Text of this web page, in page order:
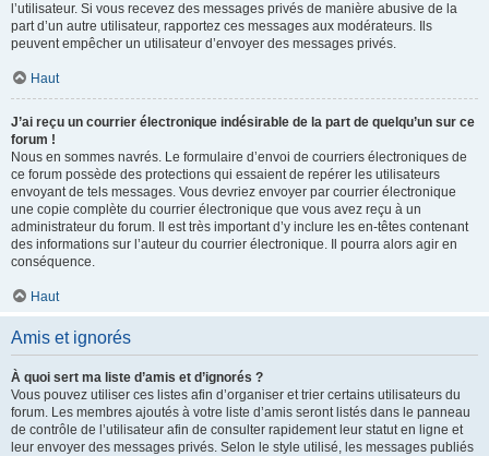
l’utilisateur. Si vous recevez des messages privés de manière abusive de la
part d’un autre utilisateur, rapportez ces messages aux modérateurs. Ils
peuvent empêcher un utilisateur d’envoyer des messages privés.
Haut
J’ai reçu un courrier électronique indésirable de la part de quelqu’un sur ce
forum !
Nous en sommes navrés. Le formulaire d’envoi de courriers électroniques de
ce forum possède des protections qui essaient de repérer les utilisateurs
envoyant de tels messages. Vous devriez envoyer par courrier électronique
une copie complète du courrier électronique que vous avez reçu à un
administrateur du forum. Il est très important d’y inclure les en-têtes contenant
des informations sur l’auteur du courrier électronique. Il pourra alors agir en
conséquence.
Haut
Amis et ignorés
À quoi sert ma liste d’amis et d’ignorés ?
Vous pouvez utiliser ces listes afin d’organiser et trier certains utilisateurs du
forum. Les membres ajoutés à votre liste d’amis seront listés dans le panneau
de contrôle de l’utilisateur afin de consulter rapidement leur statut en ligne et
leur envoyer des messages privés. Selon le style utilisé, les messages publiés